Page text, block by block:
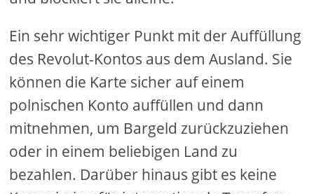
Ein sehr wichtiger Punkt mit der Auffüllung
des Revolut-Kontos aus dem Ausland. Sie
können die Karte sicher auf einem
polnischen Konto auffüllen und dann
mitnehmen, um Bargeld zurückzuziehen
oder in einem beliebigen Land zu
bezahlen. Darüber hinaus gibt es keine